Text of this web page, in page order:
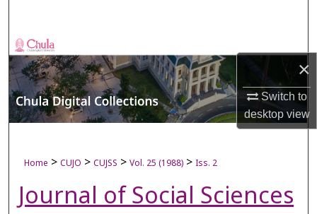
×
Switch to
desktopview
Browse Collections
My Account
About
Digital Commons Network™
Home > CUJO > CUJSS > Vol. 25 (1988) > Iss. 2
Journal of Social Sciences